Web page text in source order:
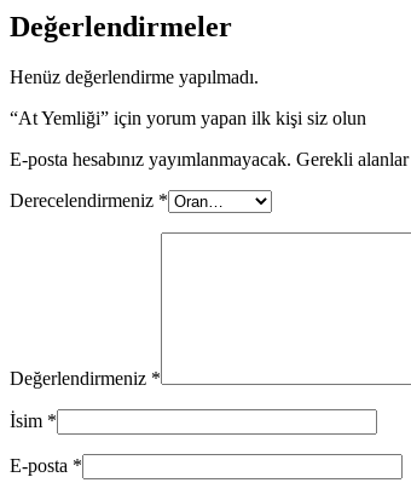
Değerlendirmeler
Henüz değerlendirme yapılmadı.
“At Yemliği” için yorum yapan ilk kişi siz olun
E-posta hesabınız yayımlanmayacak. Gerekli alanlar
Derecelendirmeniz *
Değerlendirmeniz *
İsim *
E-posta *